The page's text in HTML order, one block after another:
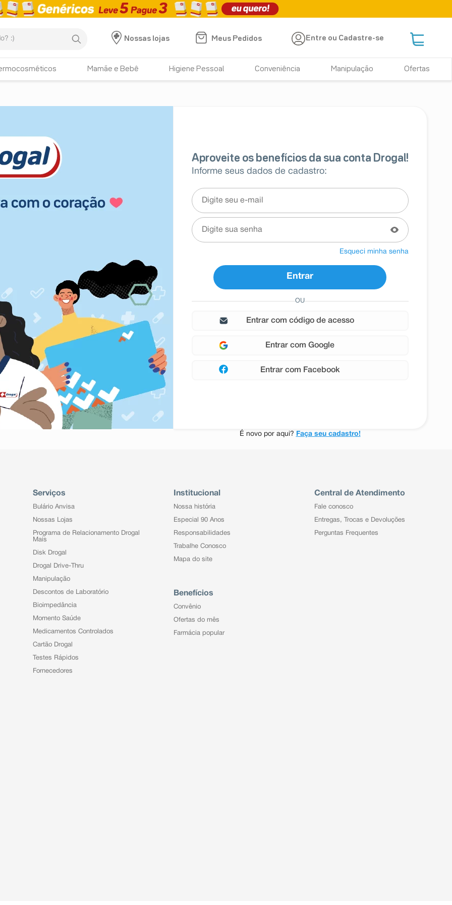
Nossas lojas
Meus Pedidos Entre ou Cadastre-se
Mamãe e Bebê Higiene Pessoal Conveniência Manipulação Ofertas
OU
entrar com Google
entrar com Facebook
Informe seus dados de cadastro:
Esqueci minha senha
Entrar
Serviços
Bulário Anvisa
Nossas Lojas
Programa de Relacionamento Drogal
Mais
Disk Drogal
Drogal Drive-Thru
Manipulação
Descontos de Laboratório
Bioimpedância
Momento Saúde
Medicamentos Controlados
Cartão Drogal
Testes Rápidos
Fornecedores
Institucional
Nossa história
Especial 90 Anos
Responsabilidades
Trabalhe Conosco
Mapa do site
Benefícios
Convênio
Ofertas do mês
Farmácia popular
Central de Atendimento
Fale conosco
Entregas, Trocas e Devoluções
Perguntas Frequentes